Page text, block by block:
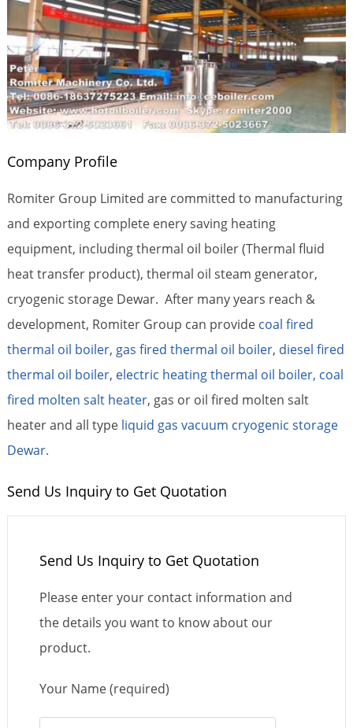
Company Profile
Romiter Group Limited are committed to manufacturing
and exporting complete enery saving heating
equipment, including thermal oil boiler (Thermal fluid
heat transfer product), thermal oil steam generator,
cryogenic storage Dewar. After many years reach &
development, Romiter Group can provide coal fired
thermal oil boiler, gas fired thermal oil boiler, diesel fired
thermal oil boiler, electric heating thermal oil boiler, coal
fired molten salt heater, gas or oil fired molten salt
heater and all type liquid gas vacuum cryogenic storage
Dewar.
Send Us Inquiry to Get Quotation
Send Us Inquiry to Get Quotation
Please enter your contact information and
the details you want to know about our
product.
Your Name (required)